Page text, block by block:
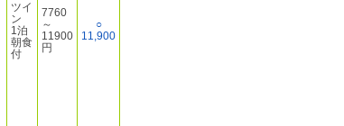
ツイ
ン
1泊
朝食
付
7760
～
11900
円
○
11,900